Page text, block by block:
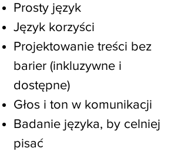
Prosty język
Język korzyści
Projektowanie treści bez
barier (inkluzywne i
dostępne)
Głos i ton w komunikacji
Badanie języka, by celniej
pisać